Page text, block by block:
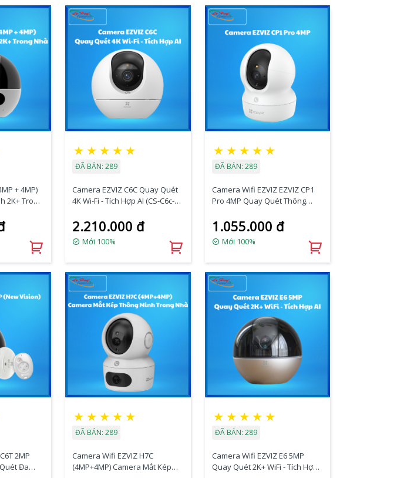
+ 4MP)
2K+ Trong
★ ★ ★ ★ ★
ĐÃ BÁN: 289
Camera EZVIZ C6C Quay Quét
4K Wi-Fi - Tích Hợp AI (CS-C6c-
2.210.000 đ
Mới 100%
★ ★ ★ ★ ★
ĐÃ BÁN: 289
Camera Wifi EZVIZ EZVIZ CP1
Pro 4MP Quay Quét Thông
1.055.000 đ
Mới 100%
2MP
Đa
★ ★ ★ ★ ★
ĐÃ BÁN: 289
Camera Wifi EZVIZ H7C
(4MP+4MP) Camera Mắt Kép
★ ★ ★ ★ ★
ĐÃ BÁN: 289
Camera Wifi EZVIZ E6 5MP
Quay Quét 2K+ WiFi - Tích Hợp